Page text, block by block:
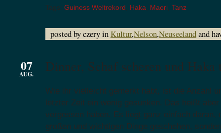
Tags: Guiness Weltrekord Haka Maori Tanz
posted by czery inKultur,Nelson,Neuseelandand
07
AUG. Dinner, Schaf scheren und Haka
Wie ihr vielleicht gemerkt habt, ist die Anzahl
letzter Zeit ein wenig gesunken. Das heißt
vergessen haben. Es liegt ganz einfach daran,
großen und wichtigen Dinge geschehen,